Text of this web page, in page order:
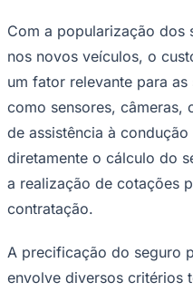
Com a popularização dos
nos novos veículos, o
um fator relevante para
como sensores, câmeras,
de assistência à
diretamente o cálculo do
a realização de cotações
contratação.
A precificação do seguro
envolve diversos critérios